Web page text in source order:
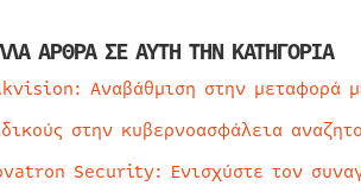
ΑΡΘΡΑ ΣΕ ΑΥΤΗ ΤΗΝ ΚΑΤΗΓΟΡΙΑ
Αναβάθμιση στην
στην κυβερνοασφάλεια
Security: Ενισχύστε τον